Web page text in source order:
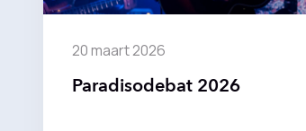
20 maart 2026
Paradisodebat 2026